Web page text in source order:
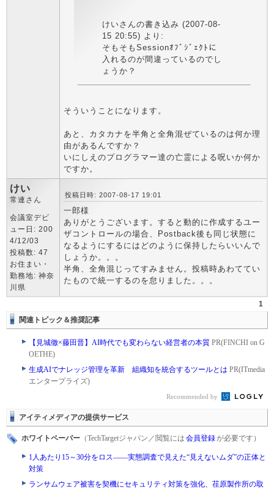
けいさんの書き込み (2007-08-
15 20:55) より:
そもそもSessionｵﾌﾞｼﾞｪｸﾄに
入れるのが間違っているのでし
ょうか？
そういうことになります。
あと、カタカナを半角と全角混ぜているのは何か理
由があるんですか？
いにしえのプログラマー達の亡霊による呪いか何か
ですか。
けい
常連さん
会議室デビ
ュー日: 200
4/12/03
投稿数: 47
お住まい・
勤務地: 神奈
川県
投稿日時: 2007-08-17 19:01
一郎様
ありがとうございます。すると動的に作成するユー
ザコントロールの場合、Postback後も同じ状態に
なるようにするにはどのように保持したらいいんで
しょうか。。。
半角、全角混じってすみません。投稿時あわててい
たもので統一するのを怠りました。。。
1
関連トピック＆推奨記事
【見城徹×藤田晋】AI時代でも変わらない経営者の本質 PR(FINCHI on G
OETHE)
生成AIでナレッジ管理を革新 組織知を統合するツールとは PR(ITmedia
エンタープライズ)
Recommended by
アイティメディアの提供サービス
ホワイトペーパー （TechTargetジャパン／閲覧には 会員登録が必要です）
1人あたり15～30分をロス――実態調査で見えた“見えないムダ”の正体と
対策
ランサムウェア被害を契機にセキュリティ対策を強化、荏原製作所の取